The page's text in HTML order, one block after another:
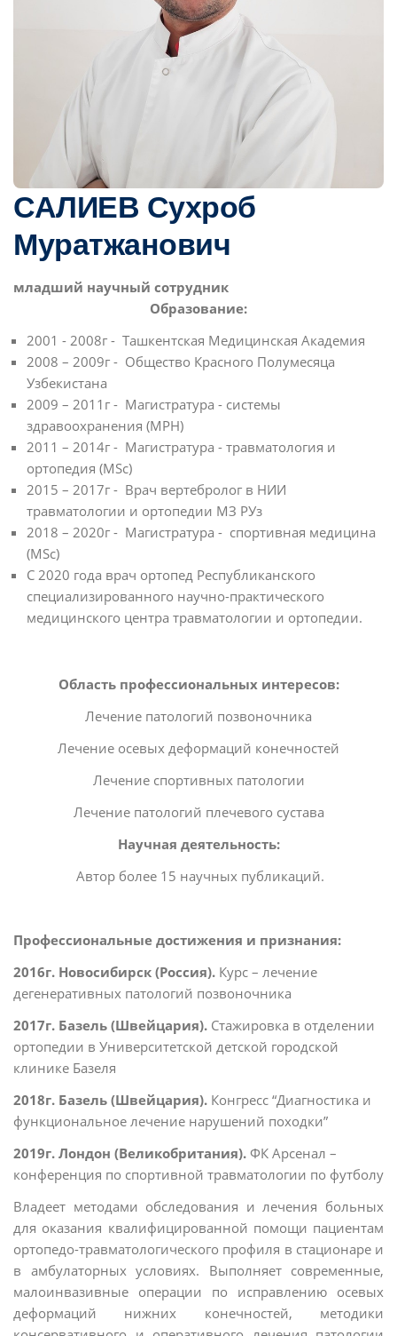
САЛИЕВ Сухроб
Муратжанович
младший научный сотрудник
Образование:
2001 - 2008г - Ташкентская Медицинская Академия
2008 – 2009г - Общество Красного Полумесяца
Узбекистана
2009 – 2011г - Магистратура - системы
здравоохранения (MPH)
2011 – 2014г - Магистратура - травматология и
ортопедия (MSc)
2015 – 2017г - Врач вертебролог в НИИ
травматологии и ортопедии МЗ РУз
2018 – 2020г - Магистратура - спортивная медицина
(MSc)
С 2020 года врач ортопед Республиканского
специализированного научно-практического
медицинского центра травматологии и ортопедии.
Область профессиональных интересов:
Лечение патологий позвоночника
Лечение осевых деформаций конечностей
Лечение спортивных патологии
Лечение патологий плечевого сустава
Научная деятельность:
Автор более 15 научных публикаций.
Профессиональные достижения и признания:
2016г. Новосибирск (Россия). Курс – лечение
дегенеративных патологий позвоночника
2017г. Базель (Швейцария). Стажировка в отделении
ортопедии в Университетской детской городской
клинике Базеля
2018г. Базель (Швейцария). Конгресс “Диагностика и
функциональное лечение нарушений походки”
2019г. Лондон (Великобритания). ФК Арсенал –
конференция по спортивной травматологии по футболу
Владеет методами обследования и лечения больных
для оказания квалифицированной помощи пациентам
ортопедо-травматологического профиля в стационаре и
в амбулаторных условиях. Выполняет современные,
малоинвазивные операции по исправлению осевых
деформаций нижних конечностей, методики